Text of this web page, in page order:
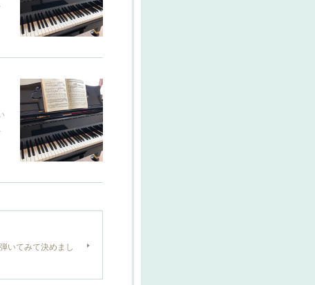
いてみて決めまし